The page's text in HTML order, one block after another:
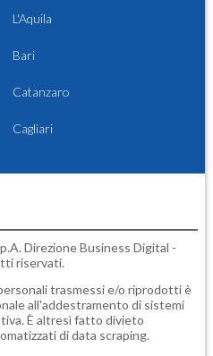
L'Aquila
Bari
Catanzaro
Cagliari
Direzione Business Digital -
riservati.
trasmessi e/o riprodotti è
all'addestramento di sistemi
È altresì fatto divieto
di data scraping.